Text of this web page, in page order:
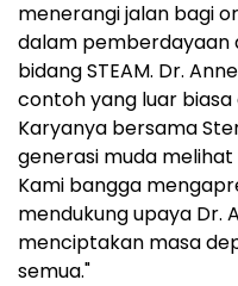
menerangi jalan bagi
dalam pemberdayaan
bidang STEAM. Dr.
contoh yang luar
Karyanya bersama
generasi muda
Kami bangga
mendukung upaya Dr.
menciptakan masa
semua."